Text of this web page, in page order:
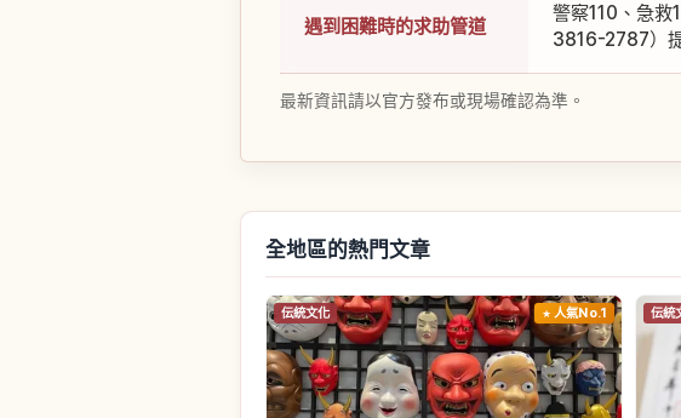
遇到困難時的求助管道
警察110、急
3816-2787）
最新資訊請以官方發布或現場確認為準。
全地區的熱門文章
伝統文化 人氣No.1 伝統